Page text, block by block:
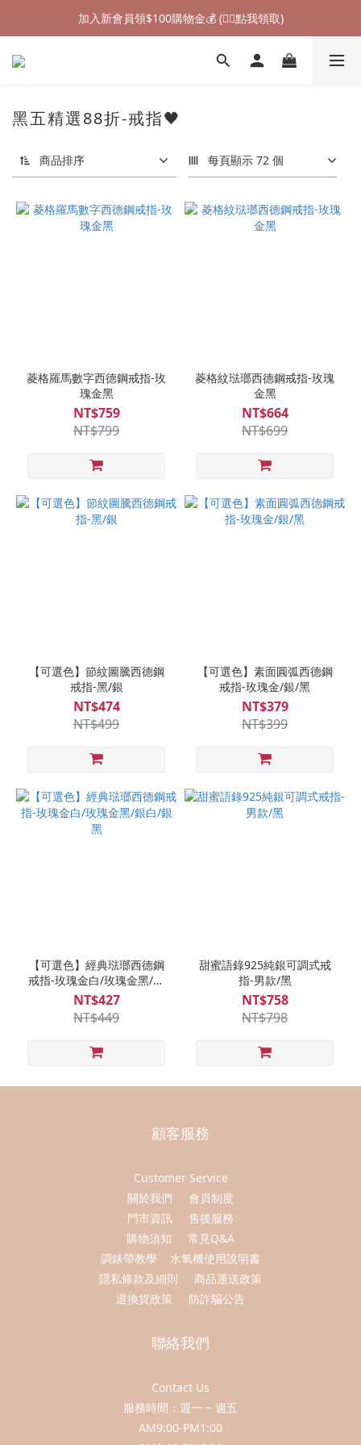
加入新會員領$100購物金💰 (👉🏻點我領取)
加入新會員領$100購物金💰 (👉🏻點我領取)
七夕情人節禮物❤85折起 (👉🏻點我探索)
黑五精選88折-戒指🖤
商品排序 每頁顯示 72 個
菱格羅馬數字西德鋼戒指-玫
瑰金黑
NT$759
NT$799
菱格紋琺瑯西德鋼戒指-玫瑰
金黑
NT$664
NT$699
【可選色】節紋圖騰西德鋼
戒指-黑/銀
NT$474
NT$499
【可選色】素面圓弧西德鋼
戒指-玫瑰金/銀/黑
NT$379
NT$399
【可選色】經典琺瑯西德鋼
戒指-玫瑰金白/玫瑰金黑/銀
白/銀黑
NT$427
NT$449
甜蜜語錄925純銀可調式戒
指-男款/黑
NT$758
NT$798
顧客服務
Customer Service
關於我們
會員制度
門市資訊
售後服務
購物須知
常見Q&A
調錶帶教學
水氧機使用說明書
隱私條款及細則
商品運送政策
退換貨政策
防詐騙公告
聯絡我們
Contact Us
服務時間：週一 ~ 週五
AM9:00-PM1:00